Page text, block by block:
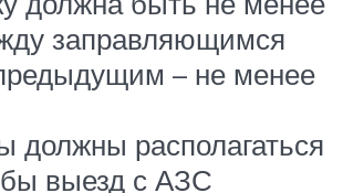
заправляющимся
– не менее
располагаться
выезд с АЗС